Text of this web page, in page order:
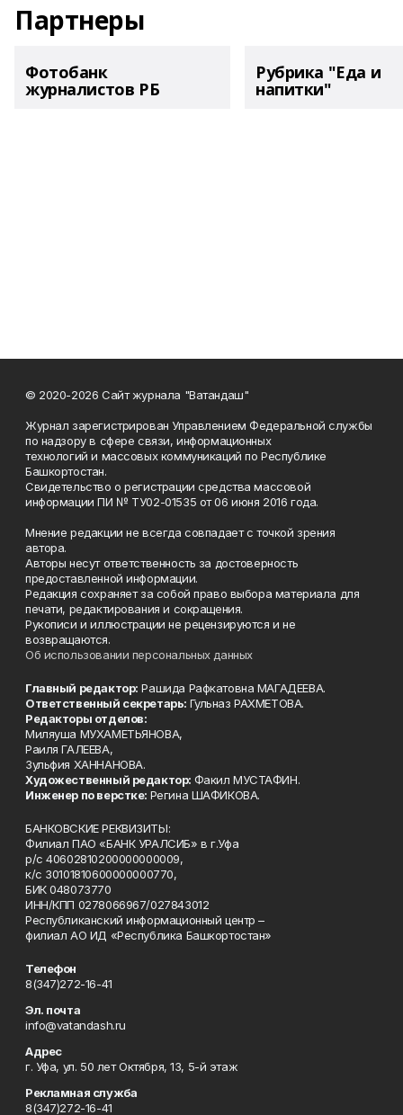
Партнеры
Фотобанк
журналистов РБ
Рубрика "Еда и
напитки"
© 2020-2026 Сайт журнала "Ватандаш"
Журнал зарегистрирован Управлением Федеральной службы
по надзору в сфере связи, информационных
технологий и массовых коммуникаций по Республике
Башкортостан.
Свидетельство о регистрации средства массовой
информации ПИ № ТУ02-01535 от 06 июня 2016 года.
Мнение редакции не всегда совпадает с точкой зрения
автора.
Авторы несут ответственность за достоверность
предоставленной информации.
Редакция сохраняет за собой право выбора материала для
печати, редактирования и сокращения.
Рукописи и иллюстрации не рецензируются и не
возвращаются.
Об использовании персональных данных
Главный редактор: Рашида Рафкатовна МАГАДЕЕВА.
Ответственный секретарь: Гульназ РАХМЕТОВА.
Редакторы отделов:
Миляуша МУХАМЕТЬЯНОВА,
Раиля ГАЛЕЕВА,
Зульфия ХАННАНОВА.
Художественный редактор: Факил МУСТАФИН.
Инженер по верстке: Регина ШАФИКОВА.
БАНКОВСКИЕ РЕКВИЗИТЫ:
Филиал ПАО «БАНК УРАЛСИБ» в г.Уфа
р/с 40602810200000000009,
к/с 30101810600000000770,
БИК 048073770
ИНН/КПП 0278066967/027843012
Республиканский информационный центр –
филиал АО ИД «Республика Башкортостан»
Телефон
8(347)272-16-41
Эл. почта
info@vatandash.ru
Адрес
г. Уфа, ул. 50 лет Октября, 13, 5-й этаж
Рекламная служба
8(347)272-16-41